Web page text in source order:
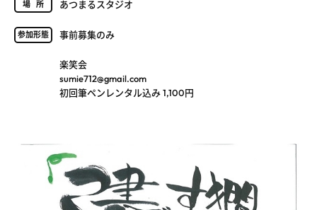
場所 あつまるスタジオ
参加形態 事前募集のみ
楽笑会
sumie712@gmail.com
初回筆ペンレンタル込み 1,100円